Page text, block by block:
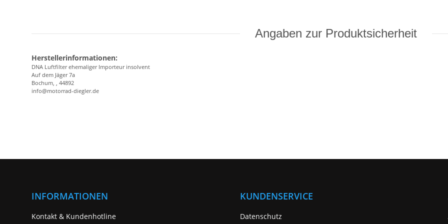
Angaben zur Produktsicherheit
Herstellerinformationen:
DNA Luftfilter ehemaliger Importeur insolvent
Auf dem Jäger 7a
Bochum, , 44892
info@motorrad-diegler.de
INFORMATIONEN
Kontakt & Kundenhotline
KUNDENSERVICE
Datenschutz